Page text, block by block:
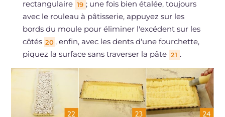
rectangulaire 19 ; une fois bien étalée, toujours
avec le rouleau à pâtisserie, appuyez sur les
bords du moule pour éliminer l'excédent sur les
côtés 20 , enfin, avec les dents d'une fourchette,
piquez la surface sans traverser la pâte 21 .